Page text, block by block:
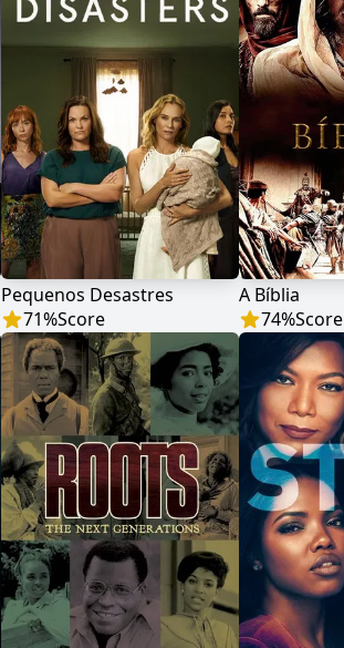
Pequenos Desastres
71%Score
A Bíblia
74%Score